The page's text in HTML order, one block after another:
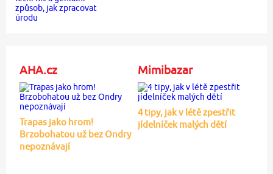
AHA.cz
Trapas jako hrom!
Brzobohatou už bez Ondry
nepoznávají
Mimibazar
4 tipy, jak v létě zpestřit
jídelníček malých dětí